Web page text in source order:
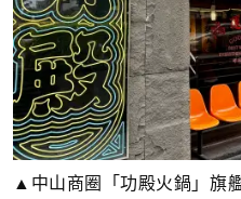
▲中山商圈「功殿火鍋」旗